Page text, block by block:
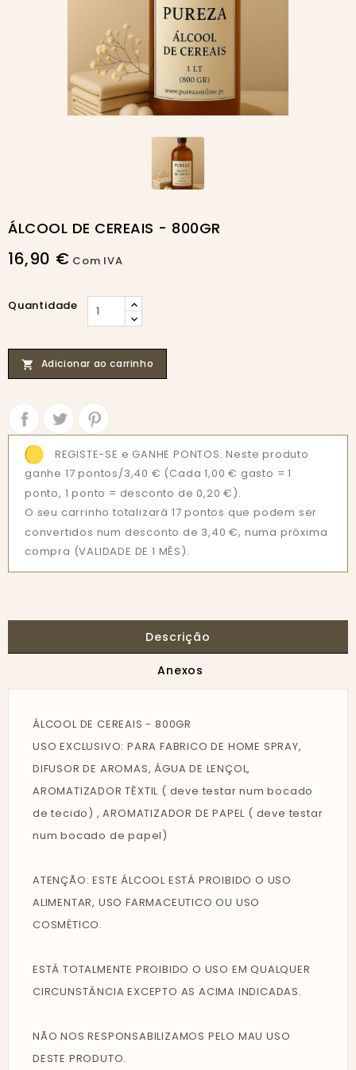
ÁLCOOL DE CEREAIS - 800GR
16,90 € Com IVA
Quantidade
 Adicionar ao carrinho
REGISTE-SE e GANHE PONTOS. Neste produto
ganhe 17 pontos/3,40 € (Cada 1,00 € gasto = 1
ponto, 1 ponto = desconto de 0,20 €).
O seu carrinho totalizará 17 pontos que podem ser
convertidos num desconto de 3,40 €, numa próxima
compra (VALIDADE DE 1 MÊS).
Descrição
Anexos
ÁLCOOL DE CEREAIS - 800GR
USO EXCLUSIVO: PARA FABRICO DE HOME SPRAY,
DIFUSOR DE AROMAS, ÁGUA DE LENÇOL,
AROMATIZADOR TÊXTIL ( deve testar num bocado
de tecido) , AROMATIZADOR DE PAPEL ( deve testar
num bocado de papel)
ATENÇÃO: ESTE ÁLCOOL ESTÁ PROIBIDO O USO
ALIMENTAR, USO FARMACEUTICO OU USO
COSMÉTICO.
ESTÁ TOTALMENTE PROIBIDO O USO EM QUALQUER
CIRCUNSTÂNCIA EXCEPTO AS ACIMA INDICADAS.
NÃO NOS RESPONSABILIZAMOS PELO MAU USO
DESTE PRODUTO.